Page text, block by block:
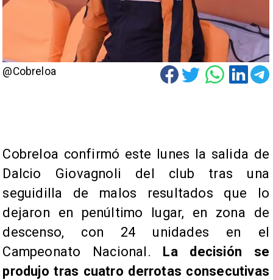
@Cobreloa
Cobreloa confirmó este lunes la salida de
Dalcio Giovagnoli del club tras una
seguidilla de malos resultados que lo
dejaron en penúltimo lugar, en zona de
descenso, con 24 unidades en el
Campeonato Nacional. La decisión se
produjo tras cuatro derrotas consecutivas